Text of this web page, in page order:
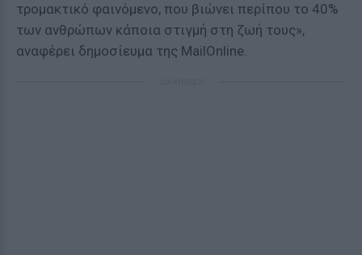
τρομακτικό φαινόμενο, που βιώνει περίπου το 40%
των ανθρώπων κάποια στιγμή στη ζωή τους»,
αναφέρει δημοσίευμα της MailOnline.